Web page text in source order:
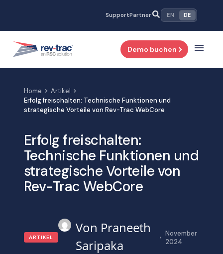
springen
SupportPartner EN DE
Demo buchen
Home
Artikel
Erfolg freischalten: Technische Funktionen und
strategische Vorteile von Rev-Trac WebCore
Erfolg freischalten:
Technische Funktionen und
strategische Vorteile von
Rev-Trac WebCore
ARTIKEL
Praneeth
Saripaka
November
2024